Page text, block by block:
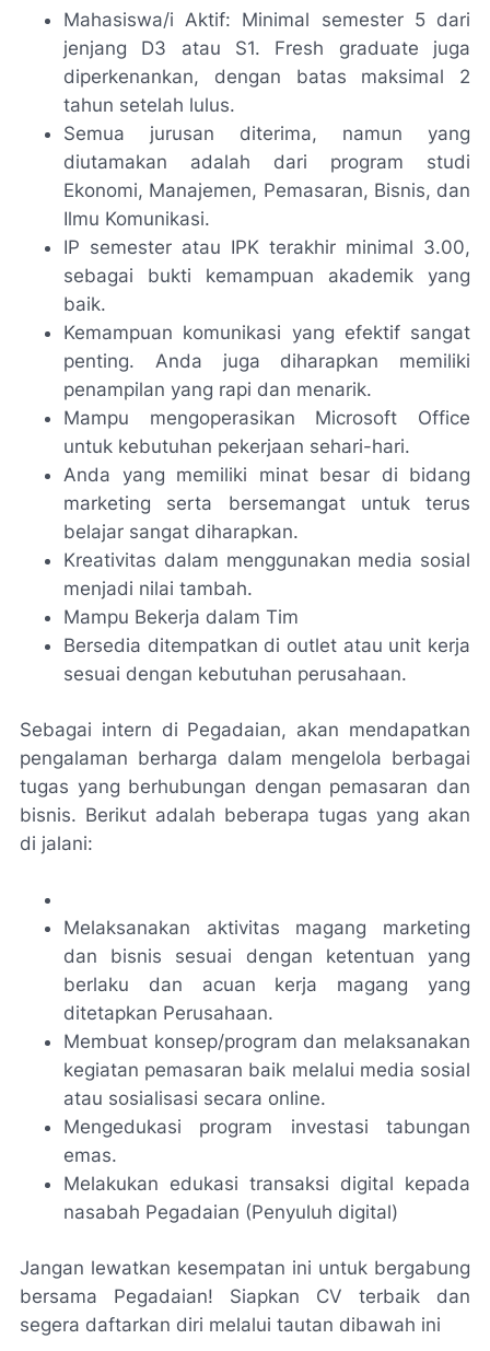
Mahasiswa/i Aktif: Minimal semester 5 dari
jenjang D3 atau S1. Fresh graduate juga
diperkenankan, dengan batas maksimal 2
tahun setelah lulus.
Semua jurusan diterima, namun yang
diutamakan adalah dari program studi
Ekonomi, Manajemen, Pemasaran, Bisnis, dan
Ilmu Komunikasi.
IP semester atau IPK terakhir minimal 3.00,
sebagai bukti kemampuan akademik yang
baik.
Kemampuan komunikasi yang efektif sangat
penting. Anda juga diharapkan memiliki
penampilan yang rapi dan menarik.
Mampu mengoperasikan Microsoft Office
untuk kebutuhan pekerjaan sehari-hari.
Anda yang memiliki minat besar di bidang
marketing serta bersemangat untuk terus
belajar sangat diharapkan.
Kreativitas dalam menggunakan media sosial
menjadi nilai tambah.
Mampu Bekerja dalam Tim
Bersedia ditempatkan di outlet atau unit kerja
sesuai dengan kebutuhan perusahaan.
Sebagai intern di Pegadaian, akan mendapatkan
pengalaman berharga dalam mengelola berbagai
tugas yang berhubungan dengan pemasaran dan
bisnis. Berikut adalah beberapa tugas yang akan
di jalani:
Melaksanakan aktivitas magang marketing
dan bisnis sesuai dengan ketentuan yang
berlaku dan acuan kerja magang yang
ditetapkan Perusahaan.
Membuat konsep/program dan melaksanakan
kegiatan pemasaran baik melalui media sosial
atau sosialisasi secara online.
Mengedukasi program investasi tabungan
emas.
Melakukan edukasi transaksi digital kepada
nasabah Pegadaian (Penyuluh digital)
Jangan lewatkan kesempatan ini untuk bergabung
bersama Pegadaian! Siapkan CV terbaik dan
segera daftarkan diri melalui tautan dibawah ini